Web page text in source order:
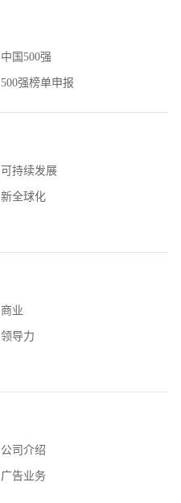
中国500强
500强榜单申报
可持续发展
新全球化
商业
领导力
公司介绍
广告业务